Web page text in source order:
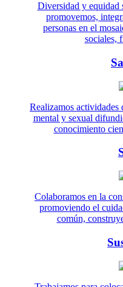
Diversidad y equidad
promovemos,
personas en el
sociales,
Realizamos actividades
mental y sexual
conocimiento
Colaboramos en la
promoviendo el
común,